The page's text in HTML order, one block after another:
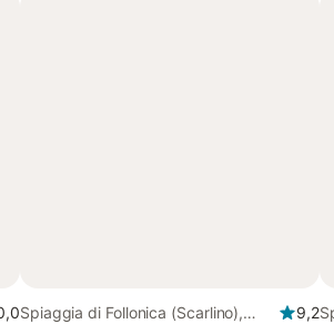
Spiaggia di Follonica (Scarlino),
9,2